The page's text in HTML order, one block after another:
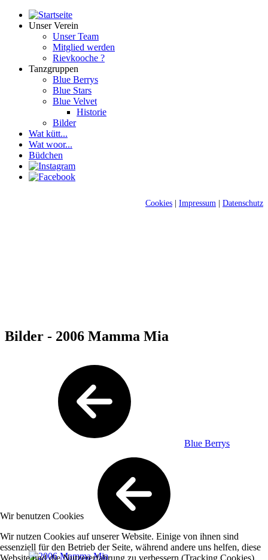
Unser Verein
Unser Team
Mitglied werden
Rievkooche ?
Tanzgruppen
Blue Berrys
Blue Stars
Blue Velvet
Historie
Bilder
Wat kütt...
Wat woor...
Büdchen
Cookies Impressum Datenschutz
Bilder - 2006 Mamma Mia
Blue Berrys
Wir benutzen Cookies
Wir nutzen Cookies auf unserer Website. Einige von ihnen sind
essenziell für den Betrieb der Seite, während andere uns helfen, diese
Website und die Nutzererfahrung zu verbessern (Tracking Cookies).